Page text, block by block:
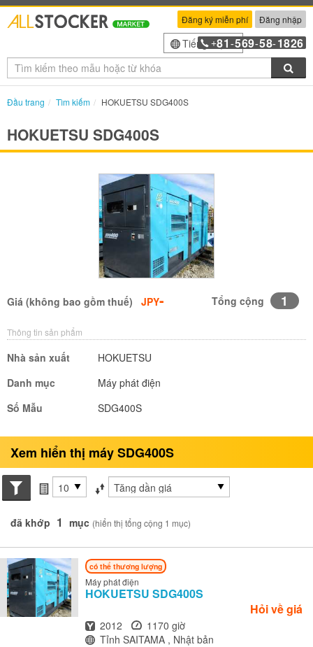
Đăng ký miễn phí Đăng nhập
Tiếng Việt
+81 -569-58-1826
Đầu trang Tìm kiếm HOKUETSU SDG400S
HOKUETSU SDG400S
Giá (không bao gồm thuế) JPY- Tổng cộng 1
Thông tin sản phẩm
Nhà sản xuất
HOKUETSU
Danh mục
Máy phát điện
Số Mẫu
SDG400S
Xem hiển thị máy SDG400S
Search conditions
các mục mỗi trang
Sắp xếp theo
đã khớp 1 mục (hiển thị tổng cộng 1 mục)
có thể thương lượng
Máy phát điện
HOKUETSU SDG400S
Hỏi về giá
Năm
2012 Giờ
1170 giờ
Địa điểm
Tỉnh SAITAMA , Nhật bản